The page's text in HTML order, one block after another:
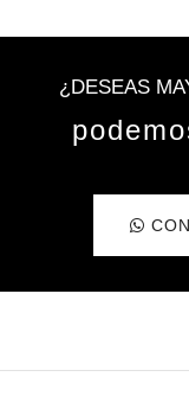
¿DESEAS